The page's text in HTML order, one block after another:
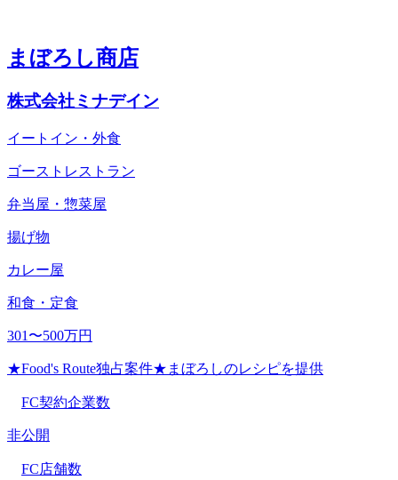
まぼろし商店
株式会社ミナデイン
イートイン・外食
ゴーストレストラン
弁当屋・惣菜屋
揚げ物
カレー屋
和食・定食
301〜500万円
★Food's Route独占案件★まぼろしのレシピを提供
FC契約企業数
非公開
FC店舗数